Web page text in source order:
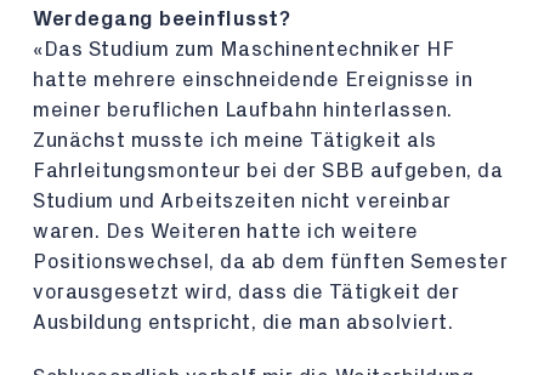
Werdegang beeinflusst?
«Das Studium zum Maschinentechniker HF
hatte mehrere einschneidende Ereignisse in
meiner beruflichen Laufbahn hinterlassen.
Zunächst musste ich meine Tätigkeit als
Fahrleitungsmonteur bei der SBB aufgeben, da
Studium und Arbeitszeiten nicht vereinbar
waren. Des Weiteren hatte ich weitere
Positionswechsel, da ab dem fünften Semester
vorausgesetzt wird, dass die Tätigkeit der
Ausbildung entspricht, die man absolviert.